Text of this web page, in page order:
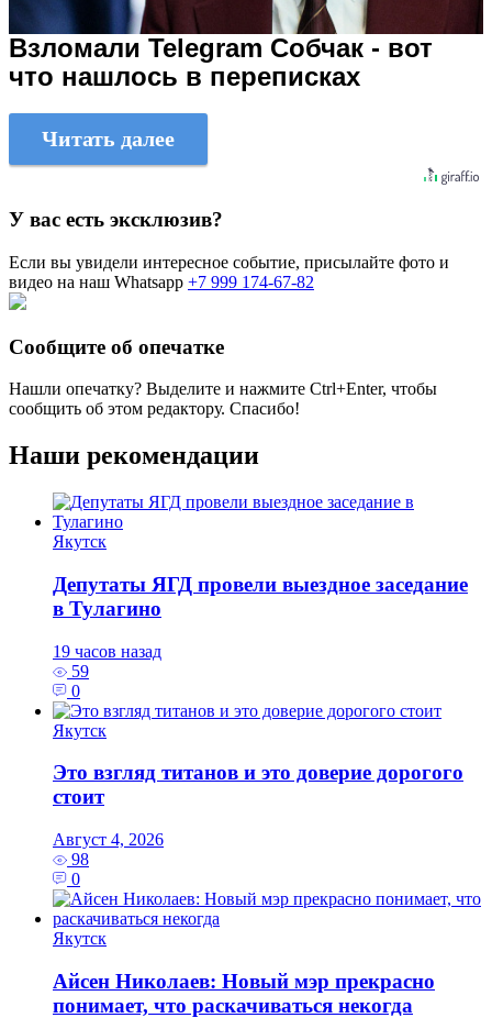
Взломали Telegram Собчак - вот
что нашлось в переписках
Читать далее
У вас есть эксклюзив?
Если вы увидели интересное событие, присылайте фото и
видео на наш Whatsapp +7 999 174-67-82
Сообщите об опечатке
Нашли опечатку? Выделите и нажмите Ctrl+Enter, чтобы
сообщить об этом редактору. Спасибо!
Наши рекомендации
Якутск
Депутаты ЯГД провели выездное заседание
в Тулагино
19 часов назад
59
0
Якутск
Это взгляд титанов и это доверие дорогого
стоит
Август 4, 2026
98
0
Якутск
Айсен Николаев: Новый мэр прекрасно
понимает, что раскачиваться некогда